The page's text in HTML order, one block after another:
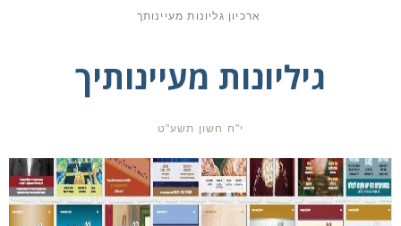
ארכיון גליונות מעיינותך
גיליונות מעיינותיך
י"ח חשון תשע"ט